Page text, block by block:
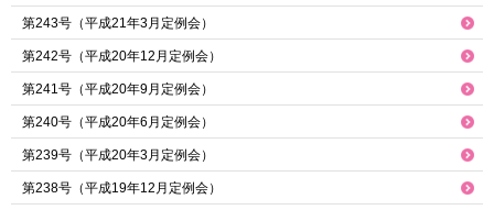
第243号（平成21年3月定例会）
第242号（平成20年12月定例会）
第241号（平成20年9月定例会）
第240号（平成20年6月定例会）
第239号（平成20年3月定例会）
第238号（平成19年12月定例会）